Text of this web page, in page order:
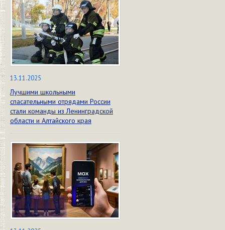
13.11.2025
Лучшими школьными
спасательными отрядами России
стали команды из Ленинградской
области и Алтайского края